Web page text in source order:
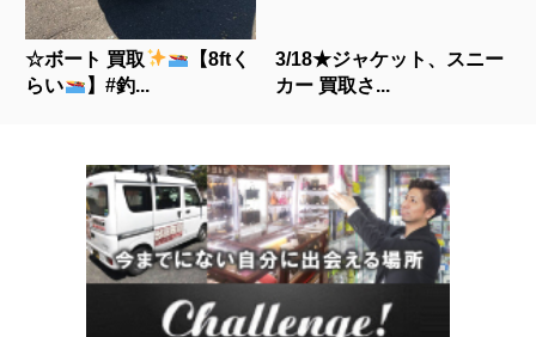
☆ボート 買取
【8ftく
らい
】#釣...
3/18★ジャケット、スニー
カー 買取さ...